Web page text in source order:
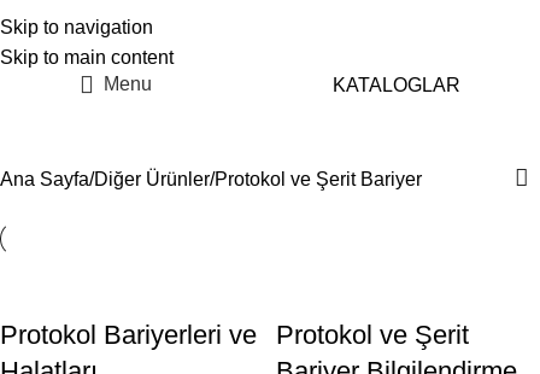
Skip to navigation
Skip to main content
Menu
KATALOGLAR
Ana Sayfa Diğer Ürünler Protokol ve Şerit Bariyer
Protokol Bariyerleri ve
Protokol ve Şerit